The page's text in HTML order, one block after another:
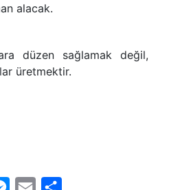
alacak.
düzen sağlamak değil,
üretmektir.
Messenger
Email